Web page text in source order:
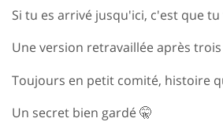
Si tu es arrivé jusqu'ici, c'est que
Une version retravaillée après trois
Toujours en petit comité, histoire
Un secret bien gardé 🤫